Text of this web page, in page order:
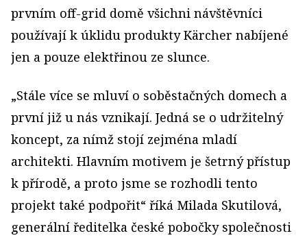
prvním off-grid domě všichni návštěvníci
používají k úklidu produkty Kärcher nabíjené
jen a pouze elektřinou ze slunce.
„Stále více se mluví o soběstačných domech a
první již u nás vznikají. Jedná se o udržitelný
koncept, za nímž stojí zejména mladí
architekti. Hlavním motivem je šetrný přístup
k přírodě, a proto jsme se rozhodli tento
projekt také podpořit“ říká Milada Skutilová,
generální ředitelka české pobočky společnosti